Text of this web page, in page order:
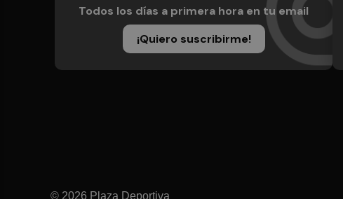
Todos los días a primera hora en tu email
¡Quiero suscribirme!
© 2026 Plaza Deportiva